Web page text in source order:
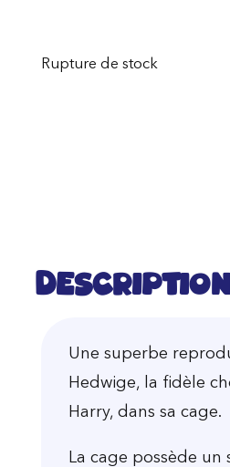
Rupture de stock
Description
Une superbe
Hedwige, la fidèle
Harry, dans sa cage.
La cage possède